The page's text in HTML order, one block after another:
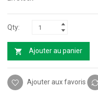
Ajouter au panier
Ajouter aux favoris